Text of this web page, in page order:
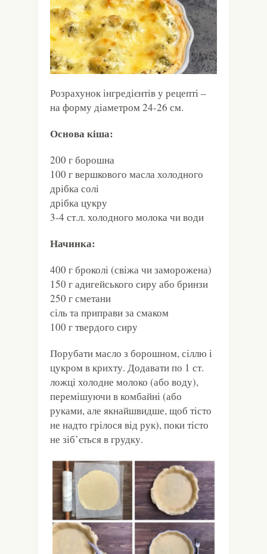
Розрахунок інгредієнтів у рецепті –
на форму діаметром 24-26 см.
Основа кіша:
200 г борошна
100 г вершкового масла холодного
дрібка солі
дрібка цукру
3-4 ст.л. холодного молока чи води
Начинка:
400 г броколі (свіжа чи заморожена)
150 г адигейського сиру або бринзи
250 г сметани
сіль та приправи за смаком
100 г твердого сиру
Порубати масло з борошном, сіллю і
цукром в крихту. Додавати по 1 ст.
ложці холодне молоко (або воду),
перемішуючи в комбайні (або
руками, але якнайшвидше, щоб тісто
не надто грілося від рук), поки тісто
не зіб’ється в грудку.